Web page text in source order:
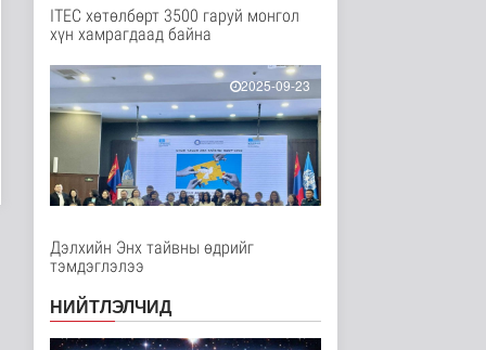
Хогноос эрчим хүч
МВт-ын х..
2 цаг 5 минутын өмнө
Монелийн гудамжны
авто замыг өнөөдрөөс
хааж, зас..
Нийгэм
тэрбу..
Улс төр
2 цаг 26 минутын өмнө
ITEC хөтөлбөрт 3500 гаруй монгол
хүн хамрагдаад байна
2025-09-23
Дэлхийн Энх тайвны өдрийг
тэмдэглэлээ
НИЙТЛЭЛЧИД